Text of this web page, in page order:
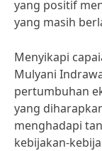
yang positif
yang masih
Menyikapi
Mulyani
pertumbuhan
yang
menghadapi
kebijakan-